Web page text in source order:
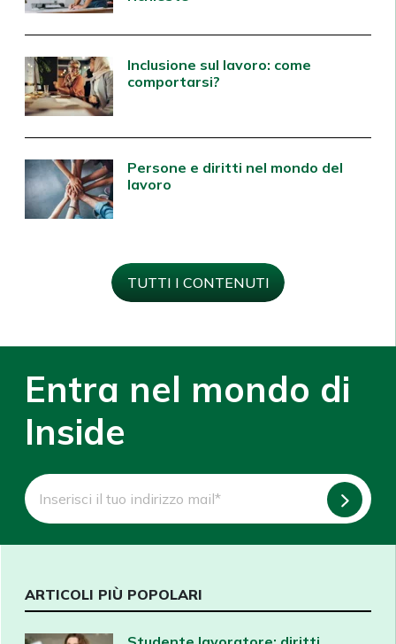
Inclusione sul lavoro: come
comportarsi?
Persone e diritti nel mondo del
lavoro
TUTTI I CONTENUTI
Entra nel mondo di
Inside
ARTICOLI PIÙ POPOLARI